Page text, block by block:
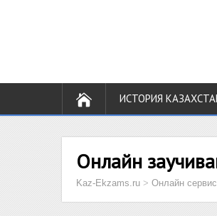
ИСТОРИЯ
Онлайн
Kaz-Ekzams.ru > Онлайн